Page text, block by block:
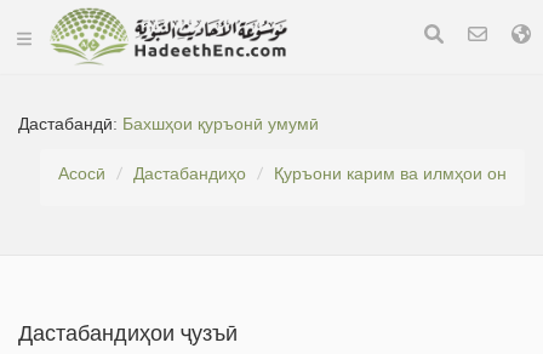
Дастабандӣ: Бахшҳои қуръонӣ умумӣ
Асосӣ
Дастабандиҳо Қуръони карим ва илмҳои он
Дастабандиҳои ҷузъӣ